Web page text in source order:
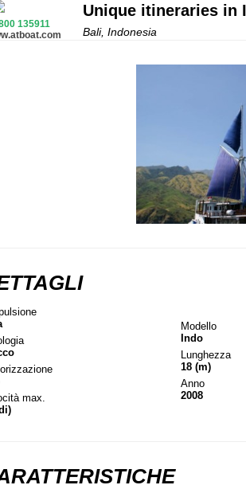
135911
Unique itineraries in
Bali, Indonesia
max.
Modello
Indo
Lunghezza
18 (m)
Anno
2008